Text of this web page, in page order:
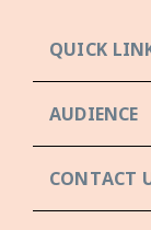
QUICK
AUDIENCE
CONTACT